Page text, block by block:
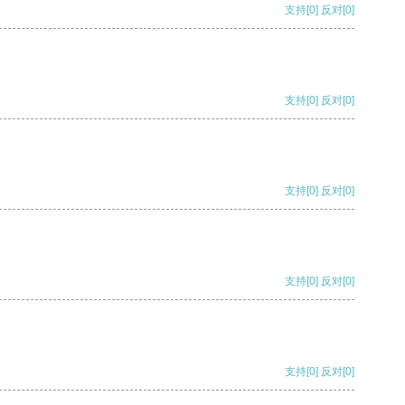
支持[0] 反对[0]
支持[0] 反对[0]
支持[0] 反对[0]
支持[0] 反对[0]
支持[0] 反对[0]